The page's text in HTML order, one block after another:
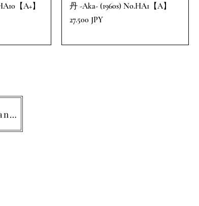
【A+】
丹 -Aka- (1960s) No.HA1【A】
Precio
27.500 JPY
Haga clic aquí si compra en el extranjero